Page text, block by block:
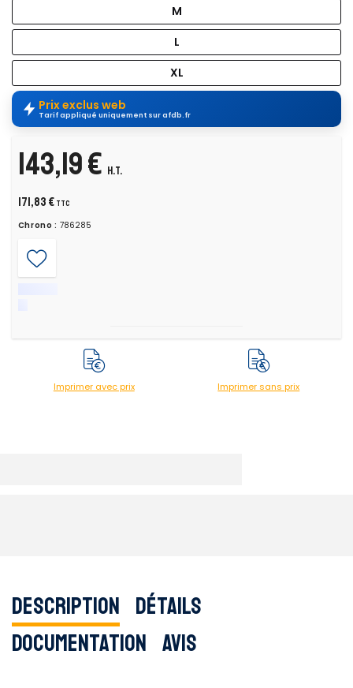
M
L
XL
Prix exclus web
Tarif appliqué uniquement sur afdb.fr
143,19 € H.T.
171,83 € TTC
Chrono : 786285
Imprimer avec prix Imprimer sans prix
Description Détails
Documentation Avis